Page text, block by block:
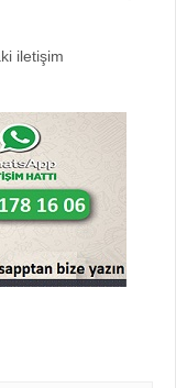
iletişim